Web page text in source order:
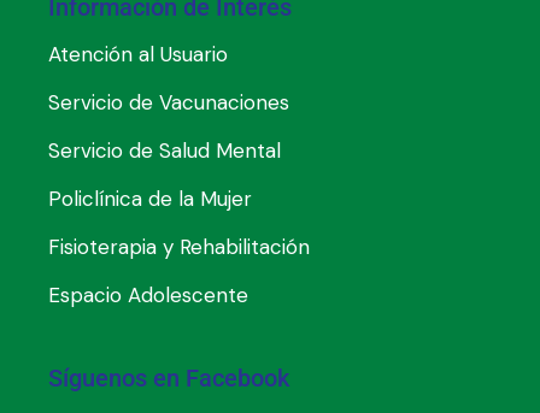
Información de Interés
Atención al Usuario
Servicio de Vacunaciones
Servicio de Salud Mental
Policlínica de la Mujer
Fisioterapia y Rehabilitación
Espacio Adolescente
Síguenos en Facebook